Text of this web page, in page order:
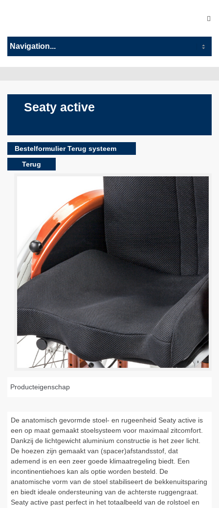
Seaty active
Bestelformulier Terug systeem
Terug
Producteigenschap
De anatomisch gevormde stoel- en rugeenheid Seaty active is
een op maat gemaakt stoelsysteem voor maximaal zitcomfort.
Dankzij de lichtgewicht aluminium constructie is het zeer licht.
De hoezen zijn gemaakt van (spacer)afstandsstof, dat
ademend is en een zeer goede klimaatregeling biedt. Een
incontinentiehoes kan als optie worden besteld. De
anatomische vorm van de stoel stabiliseert de bekkenuitsparing
en biedt ideale ondersteuning van de achterste ruggengraat.
Seaty active past perfect in het totaalbeeld van de rolstoel en